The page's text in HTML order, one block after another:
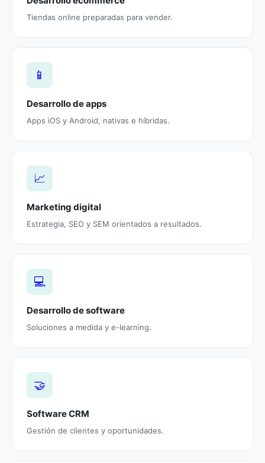
Tiendas online preparadas para vender.
📱
Desarrollo de apps
Apps iOS y Android, nativas e híbridas.
📈
Marketing digital
Estrategia, SEO y SEM orientados a resultados.
💻
Desarrollo de software
Soluciones a medida y e-learning.
🤝
Software CRM
Gestión de clientes y oportunidades.